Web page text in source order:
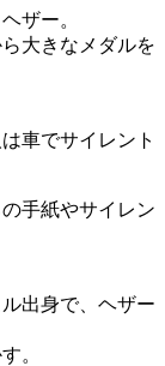
ザー。
大きなメダルを
車でサイレント
手紙やサイレン
出身で、ヘザー
。